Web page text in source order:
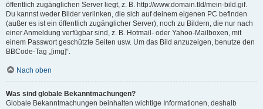
öffentlich zugänglichen Server liegt, z. B. http://www.domain.tld/mein-bild.gif.
Du kannst weder Bilder verlinken, die sich auf deinem eigenen PC befinden
(außer es ist ein öffentlich zugänglicher Server), noch zu Bildern, die nur nach
einer Anmeldung verfügbar sind, z. B. Hotmail- oder Yahoo-Mailboxen, mit
einem Passwort geschützte Seiten usw. Um das Bild anzuzeigen, benutze den
BBCode-Tag „[img]“.
Nach oben
Was sind globale Bekanntmachungen?
Globale Bekanntmachungen beinhalten wichtige Informationen, deshalb